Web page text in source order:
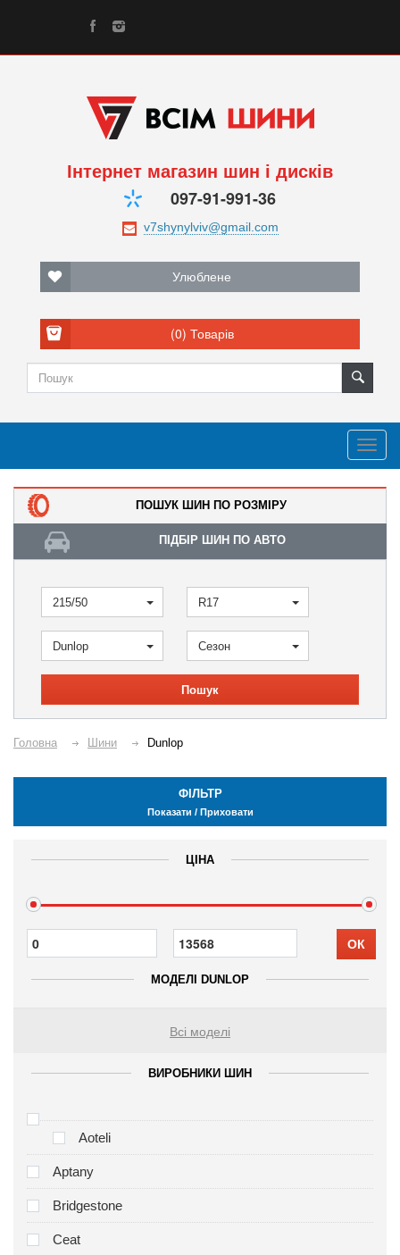
Інтернет магазин шин і дисків
097-91-991-36
Улюблене
(0) Товарів
ПОШУК ШИН ПО РОЗМІРУ
ПІДБІР ШИН ПО АВТО
215/50 R17
Dunlop Сезон
Пошук
Головна Шини Dunlop
ФІЛЬТР
Показати / Приховати
ЦІНА
ОК
МОДЕЛІ DUNLOP
Всі моделі
ВИРОБНИКИ ШИН
Aoteli
Aptany
Bridgestone
Ceat